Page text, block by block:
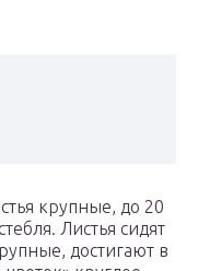
крупные, до 20
Листья сидят
достигают в